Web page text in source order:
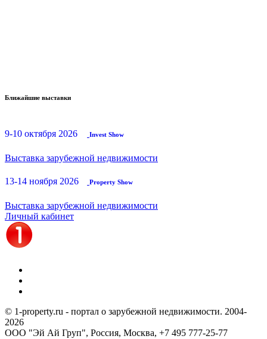
Ближайшие выставки
9-10 октября 2026 Invest Show
Выставка зарубежной недвижимости
13-14 ноября 2026 Property Show
Выставка зарубежной недвижимости
Личный кабинет
© 1-property.ru - портал о зарубежной недвижимости. 2004-
2026
ООО "Эй Ай Груп", Россия, Москва, +7 495 777-25-77